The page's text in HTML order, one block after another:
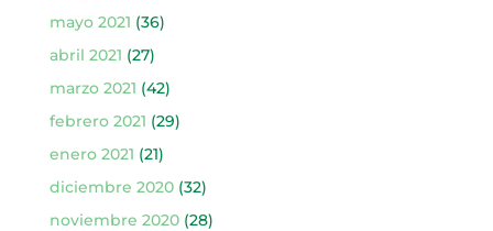
mayo 2021 (36)
abril 2021 (27)
marzo 2021 (42)
febrero 2021 (29)
enero 2021 (21)
diciembre 2020(32)
noviembre 2020(28)